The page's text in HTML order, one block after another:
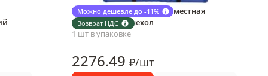
Можно дешевле до -11%
Возврат НДС
Палатка МультиДом двухместная
220х120х90 см., чехол
1 шт в упаковке
2276.49 ₽/шт